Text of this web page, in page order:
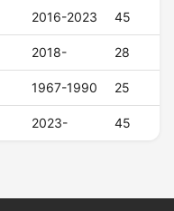
2016-2023 45
2018- 28
1967-1990 25
2023- 45